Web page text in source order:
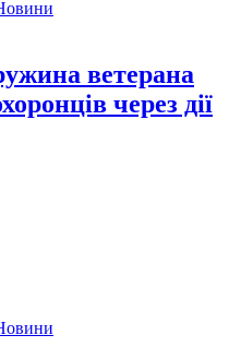
ветерана
через дії